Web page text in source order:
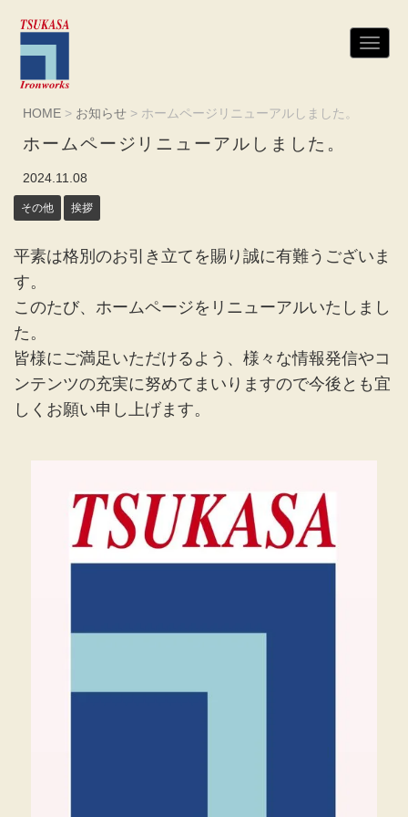
N
a
HOME > お知らせ > ホームページリニューアルしました。
ホームページリニューアルしました。
2024.11.08
その他 挨拶
平素は格別のお引き立てを賜り誠に有難うございま
す。
このたび、ホームページをリニューアルいたしまし
た。
皆様にご満足いただけるよう、様々な情報発信やコ
ンテンツの充実に努めてまいりますので今後とも宜
しくお願い申し上げます。